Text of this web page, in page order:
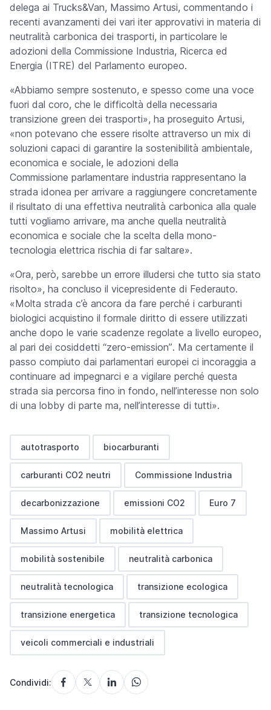
delega ai Trucks&Van, Massimo Artusi, commentando i
recenti avanzamenti dei vari iter approvativi in materia di
neutralità carbonica dei trasporti, in particolare le
adozioni della Commissione Industria, Ricerca ed
Energia (ITRE) del Parlamento europeo.
«Abbiamo sempre sostenuto, e spesso come una voce
fuori dal coro, che le difficoltà della necessaria
transizione green dei trasporti», ha proseguito Artusi,
«non potevano che essere risolte attraverso un mix di
soluzioni capaci di garantire la sostenibilità ambientale,
economica e sociale, le adozioni della
Commissione parlamentare industria rappresentano la
strada idonea per arrivare a raggiungere concretamente
il risultato di una effettiva neutralità carbonica alla quale
tutti vogliamo arrivare, ma anche quella neutralità
economica e sociale che la scelta della mono-
tecnologia elettrica rischia di far saltare».
«Ora, però, sarebbe un errore illudersi che tutto sia stato
risolto», ha concluso il vicepresidente di Federauto.
«Molta strada c’è ancora da fare perché i carburanti
biologici acquistino il formale diritto di essere utilizzati
anche dopo le varie scadenze regolate a livello europeo,
al pari dei cosiddetti “zero-emission”. Ma certamente il
passo compiuto dai parlamentari europei ci incoraggia a
continuare ad impegnarci e a vigilare perché questa
strada sia percorsa fino in fondo, nell’interesse non solo
di una lobby di parte ma, nell’interesse di tutti».
autotrasporto biocarburanti
carburanti CO2 neutri Commissione Industria
decarbonizzazione emissioni CO2 Euro 7
Massimo Artusi mobilità elettrica
mobilità sostenibile neutralità carbonica
neutralità tecnologica transizione ecologica
transizione energetica transizione tecnologica
veicoli commerciali e industriali
Condividi: